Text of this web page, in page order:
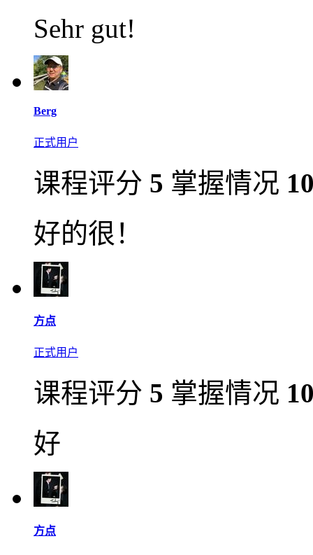
Sehr gut!
Berg
正式用户
课程评分 5 掌握情况
好的很！
方点
正式用户
课程评分 5 掌握情况
好
方点